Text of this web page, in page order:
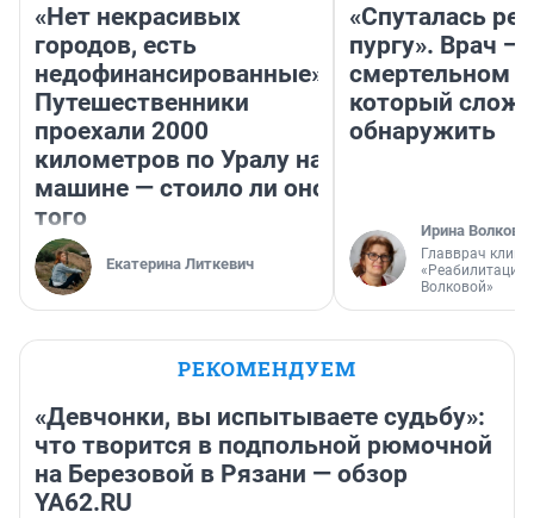
«Нет некрасивых
городов, есть
недофинансированные».
Путешественники
проехали 2000
километров по Уралу на
машине — стоило ли оно
того
Екатерина Литкевич
«Спуталась
пургу». Врач —
смертельном
который
обнаружить
Ирина Волкова
Главврач
«Реабилитация
Волковой»
РЕКОМЕНДУЕМ
«Девчонки, вы испытываете судьбу»:
что творится в подпольной рюмочной
на Березовой в Рязани — обзор
YA62.RU